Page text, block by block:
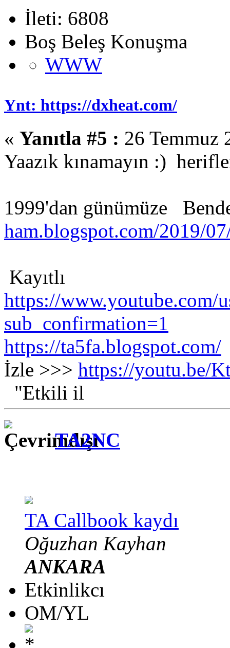
İleti: 6808
Boş Beleş Konuşma
WWW
Ynt: https://dxheat.com/
« Yanıtla #5 : 26 Temmuz
Yaazık kınamayın :)
1999'dan günümüze
ham.blogspot.com/2019/
Kayıtlı
https://www.youtube.com/
sub_confirmation=1
https://ta5fa.blogspot.com/
İzle >>> https://youtu.be/
"Etkili il
TA2NC
TA Callbook kaydı
Oğuzhan Kayhan
ANKARA
Etkinlikcı
OM/YL